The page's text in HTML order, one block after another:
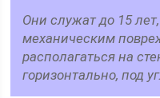
Они служат до 15
механическим
располагаться на
горизонтально, под